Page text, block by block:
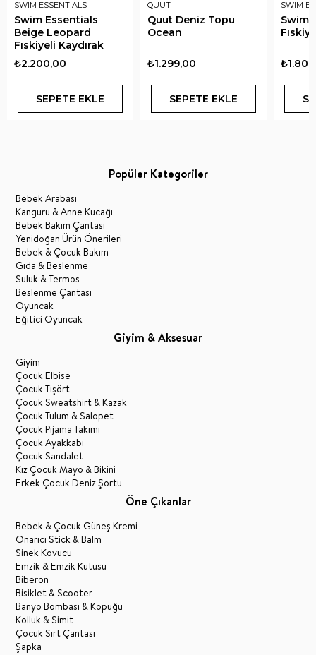
SWIM ESSENTIALS
Swim Essentials
Beige Leopard
Fıskiyeli Kaydırak
₺2.200,00
SEPETE EKLE
QUUT
Quut Deniz Topu
Ocean
₺1.299,00
SEPETE EKLE
SWIM
Swim
Popüler Kategoriler
Bebek Arabası
Kanguru & Anne Kucağı
Bebek Bakım Çantası
Yenidoğan Ürün Önerileri
Bebek & Çocuk Bakım
Gıda & Beslenme
Suluk & Termos
Beslenme Çantası
Oyuncak
Eğitici Oyuncak
Giyim & Aksesuar
Giyim
Çocuk Elbise
Çocuk Tişört
Çocuk Sweatshirt & Kazak
Çocuk Tulum & Salopet
Çocuk Pijama Takımı
Çocuk Ayakkabı
Çocuk Sandalet
Kız Çocuk Mayo & Bikini
Erkek Çocuk Deniz Şortu
Öne Çıkanlar
Bebek & Çocuk Güneş Kremi
Onarıcı Stick & Balm
Sinek Kovucu
Emzik & Emzik Kutusu
Biberon
Bisiklet & Scooter
Banyo Bombası & Köpüğü
Kolluk & Simit
Çocuk Sırt Çantası
Şapka